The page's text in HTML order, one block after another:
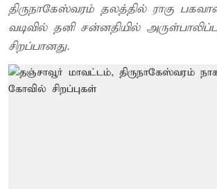
திருநாகேஸ்வரம் தலத்தில் ராகு
வடிவில் தனி சன்னதியில்
சிறப்பானது.